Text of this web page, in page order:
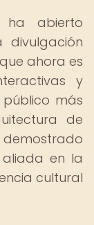
ha abierto
ahora es
y
más
de
en la
cultural